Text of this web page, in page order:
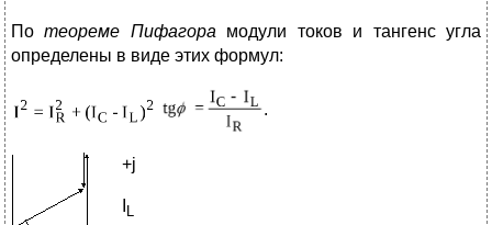
Потеореме Пифагора модули токов и тангенс угла
определены в виде этих формул:
+j
L